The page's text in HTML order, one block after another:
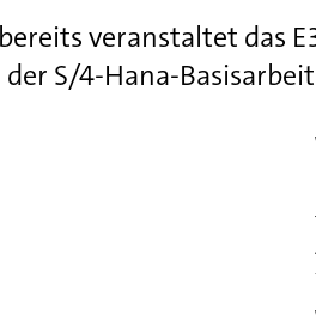
veranstaltet das
S/4-Hana-